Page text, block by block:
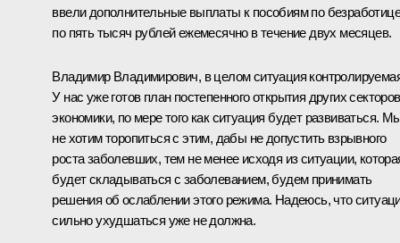
ввели дополнительные выплаты к пособиям по безработице
по пять тысяч рублей ежемесячно в течение двух месяцев.
Владимир Владимирович, в целом ситуация
У нас уже готов план постепенного открытия других секторов
экономики, по мере того как ситуация будет развиваться.
не хотим торопиться с этим, дабы не допустить взрывного
роста заболевших, тем не менее исходя из ситуации,
будет складываться с заболеванием, будем принимать
решения об ослаблении этого режима. Надеюсь, что
сильно ухудшаться уже не должна.